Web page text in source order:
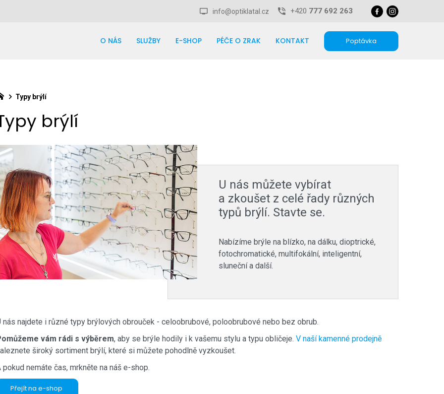
info@optiklatal.cz +420 777 692 263
O NÁS SLUŽBY E-SHOP PÉČE O ZRAK KONTAKT Poptávka
Typy brýlí
brýlí
U nás můžete vybírat
a zkoušet z celé řady různých
typů brýlí. Stavte se.
Nabízíme brýle na blízko, na dálku, dioptrické,
fotochromatické, multifokální, inteligentní,
sluneční a další.
nás najdete i různé typy brýlových obrouček - celoobrubové, poloobrubové nebo bez obrub.
vám rádi s výběrem, aby se brýle hodily i k vašemu stylu a typu obličeje. V naší kamenné prodejně
široký sortiment brýlí, které si můžete pohodlně vyzkoušet.
pokud nemáte čas, mrkněte na náš e-shop.
Přejít na e-shop